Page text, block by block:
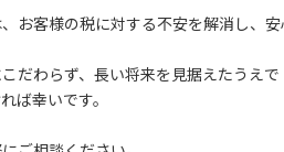
お客様の税に対する不安を解消し、
だわらず、長い将来を見据えたうえ
ば幸いです。